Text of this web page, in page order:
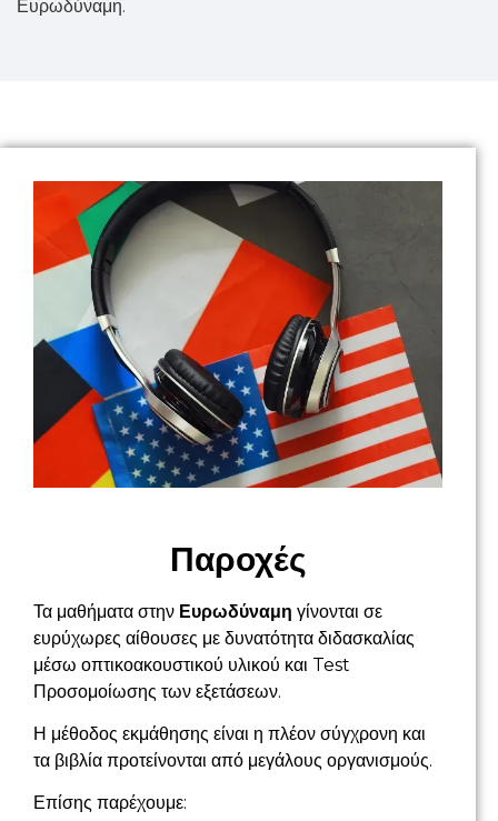
Ευρωδύναμη.
Παροχές
Τα μαθήματα στην Ευρωδύναμη γίνονται σε
ευρύχωρες αίθουσες με δυνατότητα διδασκαλίας
μέσω οπτικοακουστικού υλικού και Test
Προσομοίωσης των εξετάσεων.
Η μέθοδος εκμάθησης είναι η πλέον σύγχρονη και
τα βιβλία προτείνονται από μεγάλους οργανισμούς.
Επίσης παρέχουμε: